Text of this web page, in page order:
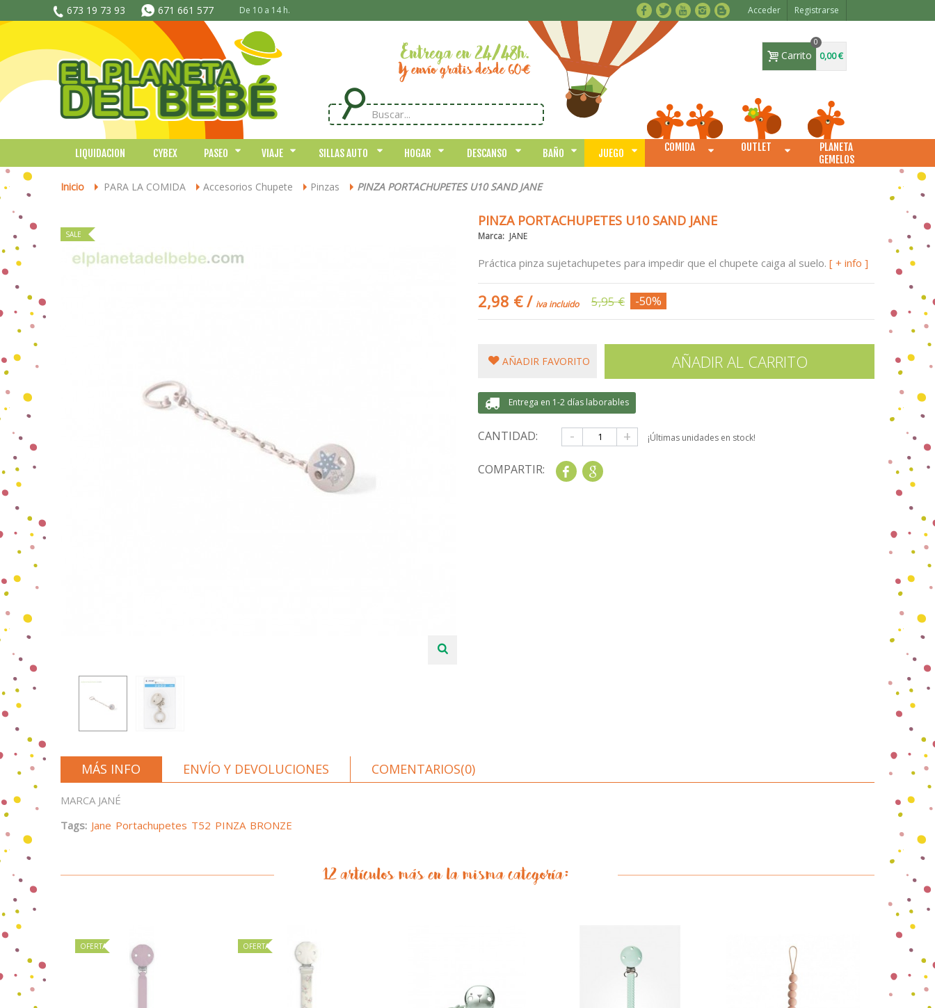
673 19 73 93 671 661 577 De 10 a 14 h. Acceder Registrarse
Carrito
0
0,00 €
LIQUIDACION CYBEX PASEO VIAJE SILLAS AUTO HOGAR DESCANSO BAÑO JUEGO COMIDA OUTLET
PLANETA
GEMELOS
Inicio > PARA LA COMIDA > Accesorios Chupete > Pinzas > PINZA PORTACHUPETES U10 SAND JANE
SALE
PINZA PORTACHUPETES U10 SAND JANE
Marca: JANE
Práctica pinza sujetachupetes para impedir que el chupete caiga al suelo. [ + info ]
2,98 €/ iva incluido 5,95 € -50%
AÑADIR FAVORITO AÑADIR AL CARRITO
Entrega en 1-2 días laborables
CANTIDAD: - + ¡Últimas unidades en stock!
COMPARTIR: Share
MÁS INFO ENVÍO Y DEVOLUCIONES COMENTARIOS(0)
MARCA JANÉ
Tags: Jane Portachupetes T52 PINZA BRONZE
12 artículos más en la misma categoría:
OFERTA OFERTA